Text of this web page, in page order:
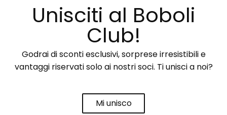
Unisciti al Boboli
Club!
Godrai di sconti esclusivi, sorprese irresistibili e
vantaggi riservati solo ai nostri soci. Ti unisci a noi?
Mi unisco